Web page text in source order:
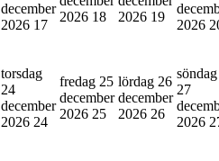
december
2026 17
2026 18
2026 19
2026
torsdag
24
december
2026 24
fredag 25
december
2026 25
lördag 26
december
2026 26
söndag
27
2026